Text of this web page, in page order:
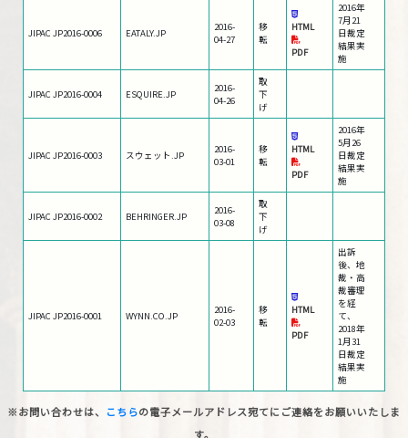
JIPAC JP2016-0006 EATALY.JP
2016-
04-27
移
転
HTML
PDF
2016年
7月21
日裁定
結果実
施
JIPAC JP2016-0004 ESQUIRE.JP
2016-
04-26
取
下
げ
JIPAC JP2016-0003 スウェット.JP
2016-
03-01
移
転
HTML
PDF
2016年
5月26
日裁定
結果実
施
JIPAC JP2016-0002 BEHRINGER.JP
2016-
03-08
取
下
げ
JIPAC JP2016-0001 WYNN.CO.JP
2016-
02-03
移
転
HTML
PDF
出訴
後、地
裁・高
裁審理
を経
て、
2018年
1月31
日裁定
結果実
施
※お問い合わせは、 こちらの電子メールアドレス宛てにご連絡をお願いいたしま
す。